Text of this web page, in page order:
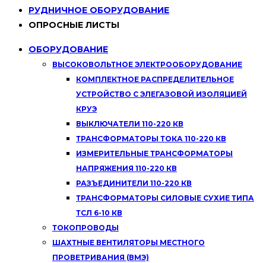
РУДНИЧНОЕ ОБОРУДОВАНИЕ
ОПРОСНЫЕ ЛИСТЫ
ОБОРУДОВАНИЕ
ВЫСОКОВОЛЬТНОЕ ЭЛЕКТРООБОРУДОВАНИЕ
КОМПЛЕКТНОЕ РАСПРЕДЕЛИТЕЛЬНОЕ
УСТРОЙСТВО С ЭЛЕГАЗОВОЙ ИЗОЛЯЦИЕЙ
КРУЭ
ВЫКЛЮЧАТЕЛИ 110-220 КВ
ТРАНСФОРМАТОРЫ ТОКА 110-220 КВ
ИЗМЕРИТЕЛЬНЫЕ ТРАНСФОРМАТОРЫ
НАПРЯЖЕНИЯ 110-220 КВ
РАЗЪЕДИНИТЕЛИ 110-220 КВ
ТРАНСФОРМАТОРЫ СИЛОВЫЕ СУХИЕ ТИПА
ТСЛ 6-10 КВ
ТОКОПРОВОДЫ
ШАХТНЫЕ ВЕНТИЛЯТОРЫ МЕСТНОГО
ПРОВЕТРИВАНИЯ (ВМЭ)